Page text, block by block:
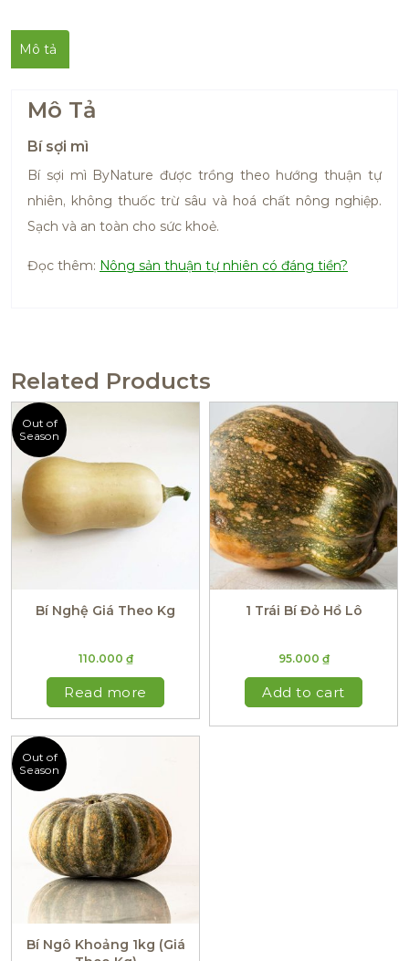
Mô tả
Mô Tả
Bí sợi mì
Bí sợi mì ByNature được trồng theo hướng thuận tự
nhiên, không thuốc trừ sâu và hoá chất nông nghiệp.
Sạch và an toàn cho sức khoẻ.
Đọc thêm: Nông sản thuận tự nhiên có đáng tiền?
Related Products
Out of
Season
Bí Nghệ Giá Theo Kg
110.000 ₫
Read more
1 Trái Bí Đỏ Hồ Lô
95.000 ₫
Add to cart
Out of
Season
Bí Ngô Khoảng 1kg (Giá